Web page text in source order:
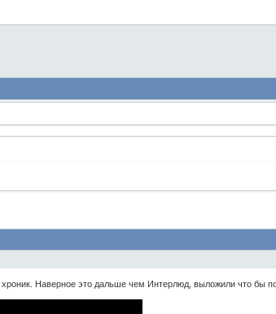
Наверное это дальше чем Интерлюд, выложили что бы